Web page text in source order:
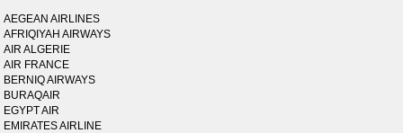
AEGEAN AIRLINES
AFRIQIYAH AIRWAYS
AIR ALGERIE
AIR FRANCE
BERNIQ AIRWAYS
BURAQAIR
EGYPT AIR
EMIRATES AIRLINE